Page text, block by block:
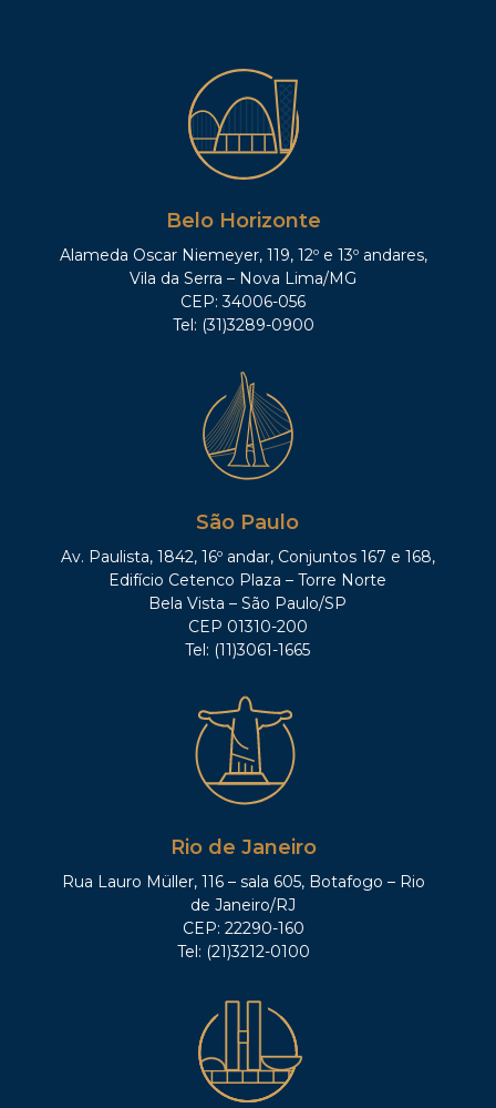
Belo Horizonte
Alameda Oscar Niemeyer, 119, 12º e 13º andares,
Vila da Serra – Nova Lima/MG
CEP: 34006-056
Tel: (31)3289-0900
São Paulo
Av. Paulista, 1842, 16º andar, Conjuntos 167 e 168,
Edifício Cetenco Plaza – Torre Norte
Bela Vista – São Paulo/SP
CEP 01310-200
Tel: (11)3061-1665
Rio de Janeiro
Rua Lauro Müller, 116 – sala 605, Botafogo – Rio
de Janeiro/RJ
CEP: 22290-160
Tel: (21)3212-0100